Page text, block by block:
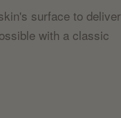
surface to deliver
with a classic